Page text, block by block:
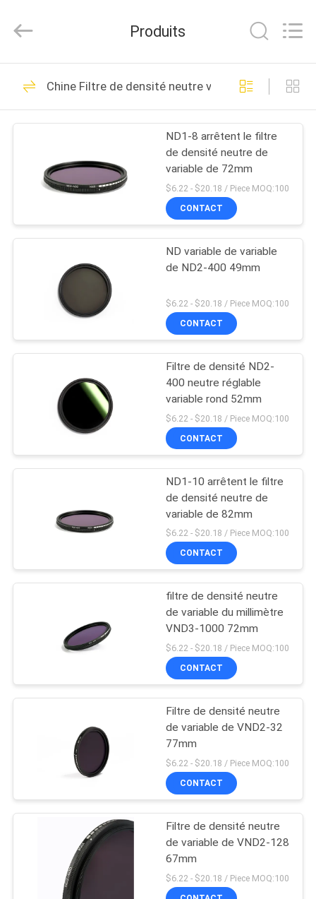
MAISON
PRODUITS
SUJET
NOUS
VISITE
D'USINE
CONTRÔLE
QUALITÉ
NOUS
DEMANDEZ
PRIVACY
Technology
Reserved.
Filtres d'objectif de
24
Filtres carrés de
caméra
13
Filtre UV de caméra
L'IR UV a coupé le
filtre
7
Filtre de MCUV
13
Filtre ND8
9
Produits
Chine Filtre de densité neutre variable
ND1-8 arrêtent le filtre
de densité neutre de
variable de 72mm
$6.22 - $20.18 / Piece MOQ:100
CONTACT
ND variable de variable
de ND2-400 49mm
$6.22 - $20.18 / Piece MOQ:100
CONTACT
Filtre de densité ND2-
400 neutre réglable
variable rond 52mm
$6.22 - $20.18 / Piece MOQ:100
CONTACT
ND1-10 arrêtent le filtre
de densité neutre de
variable de 82mm
$6.22 - $20.18 / Piece MOQ:100
CONTACT
filtre de densité neutre
de variable du millimètre
VND3-1000 72mm
$6.22 - $20.18 / Piece MOQ:100
CONTACT
Filtre de densité neutre
de variable de VND2-32
77mm
$6.22 - $20.18 / Piece MOQ:100
CONTACT
Filtre de densité neutre
de variable de VND2-128
67mm
$6.22 - $20.18 / Piece MOQ:100